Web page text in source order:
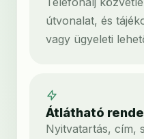
útvonalat, és
vagy ügyeleti
Átlátható
Nyitvatartás, cím,